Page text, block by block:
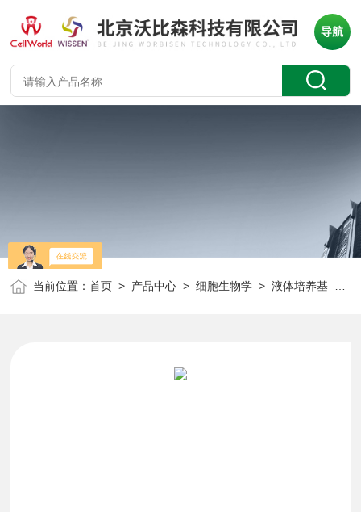
导航
当前位置：首页 > 产品中心 >细胞生物学 >液体培养基